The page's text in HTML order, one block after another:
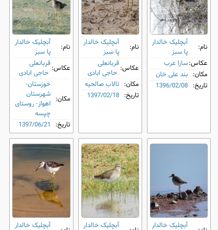
نام:
آبچلیک خالدار
پا سبز
عکاس:سارا عرب
مکان: بند علی خان
تاریخ: 1396/02/08
نام:
آبچلیک خالدار
پا سبز
عکاس:قربانعلی
حاجی ابادی
مکان: تالاب صالحیه
تاریخ: 1397/02/18
نام:
آبچلیک خالدار
پا سبز
عکاس:قربانعلی
حاجی ابادی
مکان:
خوزستان-
شهرستان
اهواز- روستای
چپسه
تاریخ: 1397/06/21
آبچلیک خالدار
آبچلیک خالدار
آبچلیک خالدار